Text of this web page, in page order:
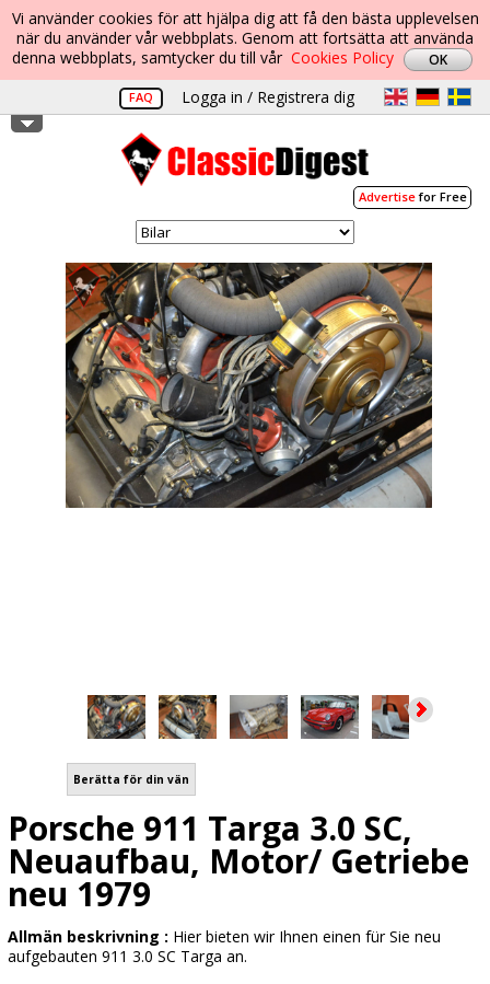
Vi använder cookies för att hjälpa dig att få den bästa upplevelsen
när du använder vår webbplats. Genom att fortsätta att använda
denna webbplats, samtycker du till vår Cookies Policy
FAQ Logga in / Registrera dig
Advertisefor Free
Berätta för din vän
Porsche 911 Targa 3.0 SC,
Neuaufbau, Motor/ Getriebe
neu 1979
Allmän beskrivning : Hier bieten wir Ihnen einen für Sie neu
aufgebauten 911 3.0 SC Targa an.